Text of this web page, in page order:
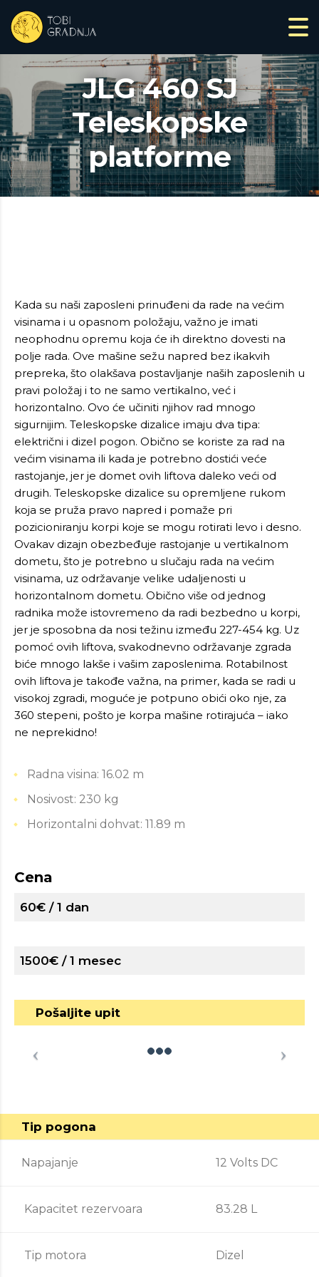
JLG 460 SJ
Teleskopske
platforme
Kada su naši zaposleni prinuđeni da rade na većim
visinama i u opasnom položaju, važno je imati
neophodnu opremu koja će ih direktno dovesti na
polje rada. Ove mašine sežu napred bez ikakvih
prepreka, što olakšava postavljanje naših zaposlenih u
pravi položaj i to ne samo vertikalno, već i
horizontalno. Ovo će učiniti njihov rad mnogo
sigurnijim. Teleskopske dizalice imaju dva tipa:
električni i dizel pogon. Obično se koriste za rad na
većim visinama ili kada je potrebno dostići veće
rastojanje, jer je domet ovih liftova daleko veći od
drugih. Teleskopske dizalice su opremljene rukom
koja se pruža pravo napred i pomaže pri
pozicioniranju korpi koje se mogu rotirati levo i desno.
Ovakav dizajn obezbeđuje rastojanje u vertikalnom
dometu, što je potrebno u slučaju rada na većim
visinama, uz održavanje velike udaljenosti u
horizontalnom dometu. Obično više od jednog
radnika može istovremeno da radi bezbedno u korpi,
jer je sposobna da nosi težinu između 227-454 kg. Uz
pomoć ovih liftova, svakodnevno održavanje zgrada
biće mnogo lakše i vašim zaposlenima. Rotabilnost
ovih liftova je takođe važna, na primer, kada se radi u
visokoj zgradi, moguće je potpuno obići oko nje, za
360 stepeni, pošto je korpa mašine rotirajuća – iako
ne neprekidno!
Radna visina: 16.02 m
Nosivost: 230 kg
Horizontalni dohvat: 11.89 m
Cena
60€ / 1 dan
1500€ / 1 mesec
Pošaljite upit
Tip pogona
Napajanje 12 Volts DC
Kapacitet rezervoara 83.28 L
Tip motora Dizel